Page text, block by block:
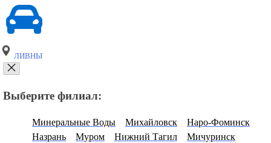
ЛИВНЫ
Выберите филиал:
Минеральные Воды Михайловск
Наро-Фоминск
Назрань
Муром Нижний Тагил
Мичуринск